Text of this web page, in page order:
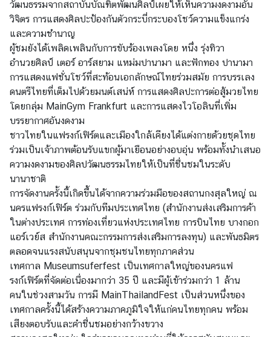
บ
ริ
ก
า
ร
ง
า
น
ก
ง
สุ
ล
คำ
แ
น
ะ
นำ
วัฒนธรรมจากสถาบันบัณฑิตพัฒนศิลป์เผยให้เห็นความงดงามอัน
วิจิตร การแสดงศิลปะป้องกันตัวกระบี่กระบองโชว์ความแข็งแกร่ง
และความชำนาญ
ผู้ชมยังได้เพลิดเพลินกับการขับร้องเพลงโดย หนึ่ง รุ่งทิวา
อำนวยศิลป์ เตอร์ อาร์สยาม แหม่มปานามา และฟักทอง ปานามา
การแสดงแฟชั่นโชว์ที่สะท้อนเอกลักษณ์ไทยร่วมสมัย การบรรเลง
ดนตรีไทยที่เต็มไปด้วยมนต์เสน่ห์ การแสดงศิลปะการต่อสู้มวยไทย
โดยกลุ่ม MainGym Frankfurt และการแสดงไวโอลินที่เพิ่ม
บรรยากาศอันงดงาม
ชาวไทยในแฟรงก์เฟิร์ตและเมืองใกล้เคียงได้แต่งกายด้วยชุดไทย
ร่วมเป็นเจ้าภาพต้อนรับแขกผู้มาเยือนอย่างอบอุ่น พร้อมทั้งนำเสนอ
ความงดงามของศิลปวัฒนธรรมไทยให้เป็นที่ชื่นชมในระดับ
นานาชาติ
การจัดงานครั้งนี้เกิดขึ้นได้จากความร่วมมือของสถานกงสุลใหญ่ ณ
นครแฟรงก์เฟิร์ต ร่วมกับทีมประเทศไทย (สำนักงานส่งเสริมการค้า
ในต่างประเทศ การท่องเที่ยวแห่งประเทศไทย การบินไทย บางกอก
แอร์เวย์ส สำนักงานคณะกรรมการส่งเสริมการลงทุน) และพันธมิตร
ตลอดจนแรงสนับสนุนจากชุมชนไทยทุกภาคส่วน
เทศกาล Museumsuferfest เป็นเทศกาลใหญ่ของนครแฟ
รงก์เฟิร์ตที่จัดต่อเนื่องมากว่า 35 ปี และมีผู้เข้าร่วมกว่า 1 ล้าน
คนในช่วงสามวัน การมี MainThailandFest เป็นส่วนหนึ่งของ
เทศกาลครั้งนี้ได้สร้างความภาคภูมิใจให้แก่คนไทยทุกคน พร้อม
เสียงตอบรับและคำชื่นชมอย่างกว้างขวาง